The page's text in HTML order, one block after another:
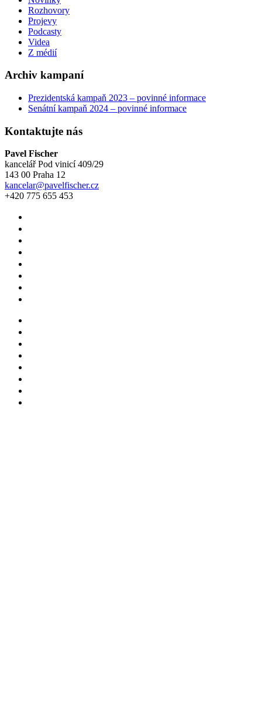
Rozhovory
Projevy
Podcasty
Videa
Z médií
Archiv kampaní
Prezidentská kampaň 2023 – povinné informace
Senátní kampaň 2024 – povinné informace
Kontaktujte nás
Pavel Fischer
kancelář Pod vinicí 409/29
143 00 Praha 12
kancelar@pavelfischer.cz
+420 775 655 453